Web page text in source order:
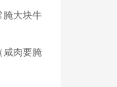
腌大块牛
咸肉要腌